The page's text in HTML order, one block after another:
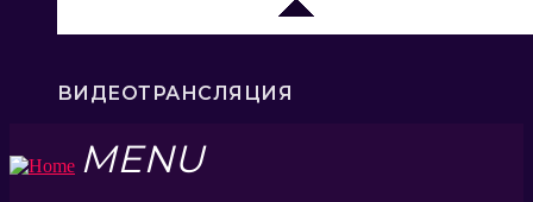
ВИДЕОТРАНСЛЯЦИЯ
MENU